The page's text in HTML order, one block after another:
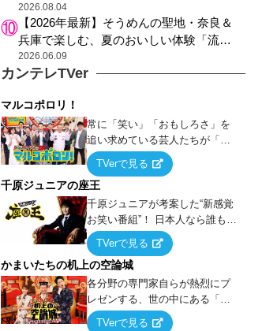
た演出の巧みさ
2026.08.04
【2026年最新】そうめんの聖地・奈良＆
兵庫で楽しむ、夏のおいしい体験「流し
そうめん体験」おすすめ3選
2026.06.09
カンテレTVer
マルコポロリ！
常に「笑い」「おもしろさ」を
追い求めている芸人たちが「芸
能界」という大海原に漕ぎ出で
て、新たなオモシロ人間を発掘
する！
TVerで見る
千原ジュニアの座王
千原ジュニアが考案した“新感覚
お笑い番組”！ 日本人なら誰もが
馴染みのある『イス取りゲー
ム』をベースに、大喜利・ギャ
グ・モノボケ・歌…など様々な
お題で芸人がショートネタを競
い合う！
TVerで見る
かまいたちの机上の空論城
各分野の専門家自らが熱烈にプ
レゼンする、世の中にある「試
したことはないが、やってみた
TVerで見る